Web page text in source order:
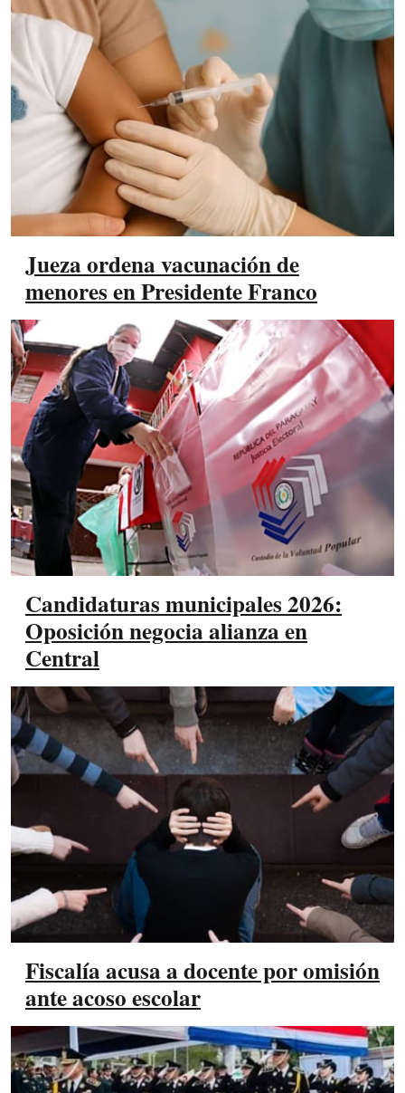
Jueza ordena vacunación de
menores en Presidente Franco
Candidaturas municipales 2026:
Oposición negocia alianza en
Central
Fiscalía acusa a docente por omisión
ante acoso escolar